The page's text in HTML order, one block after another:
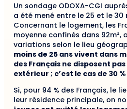
Un sondage ODOXA-CGI
a été mené entre le 25 et le 30
Concernant le logement, les
moyenne confinés dans 92m²,
variations selon le lieu
moins de 25 ans vivent dans
des Français ne disposent pas
extérieur ; c’est le cas de 30
Si, pour 94 % des Français, le
leur résidence principale, on